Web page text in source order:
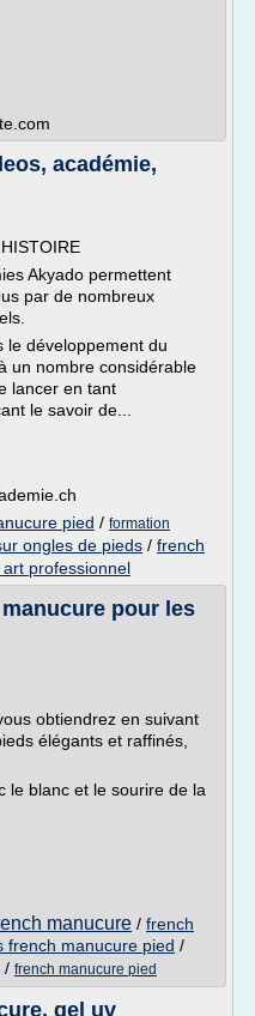
académie,
Akyado permettent
par de nombreux
le développement du
un nombre considérable
lancer en tant
le savoir de...
pied / formation
ongles de pieds / french
professionnel
pour les
obtiendrez en suivant
élégants et raffinés,
le blanc et le sourire de la
manucure / french
french manucure pied /
/ french manucure pied
gel uv